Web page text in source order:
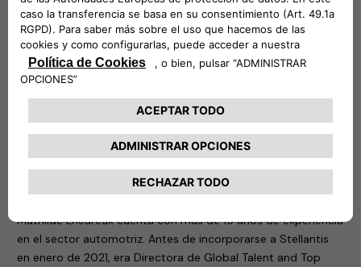
posee exactamente la capacidad administrativa que
necesita ahora mismo la compañía para situar a Free2move
eSolutions en un nivel superior”, comentó Carlalberto
Guglielminotti, CEO de NHOA Group. “Mathilde sabe cómo
la compañía. Estoy seguro de que, junto con el eficaz equipo
directivo de Free2move eSolutions, dirigirá la empresa
centrándose en los retos de ejecución y que ofrecerá un alto
rendimiento y valor a largo plazo a todas las partes
Mathilde Lheureux cuenta con más de 15 años de experiencia
en el sector automotriz. Antes de incorporarse a Stellantis
en enero de 2021, era Directora de Global Talent and Top